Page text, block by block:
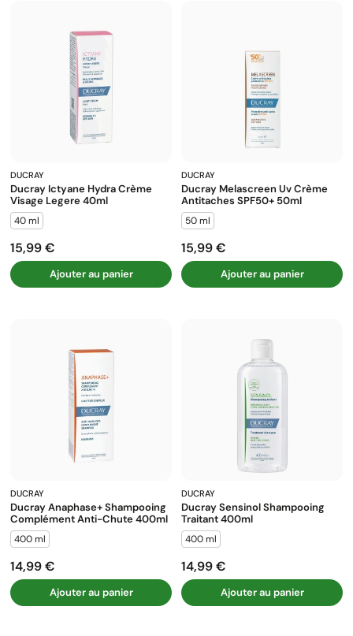
DUCRAY
Ducray Ictyane Hydra Crème
Visage Legere 40ml
40 ml
Prix
15,99 €
Ajouter au panier
DUCRAY
Ducray Melascreen Uv Crème
Antitaches SPF50+ 50ml
50 ml
Prix
15,99 €
Ajouter au panier
DUCRAY
Ducray Anaphase+ Shampooing
Complément Anti-Chute 400ml
400 ml
Prix
14,99 €
Ajouter au panier
DUCRAY
Ducray Sensinol Shampooing
Traitant 400ml
400 ml
Prix
14,99 €
Ajouter au panier